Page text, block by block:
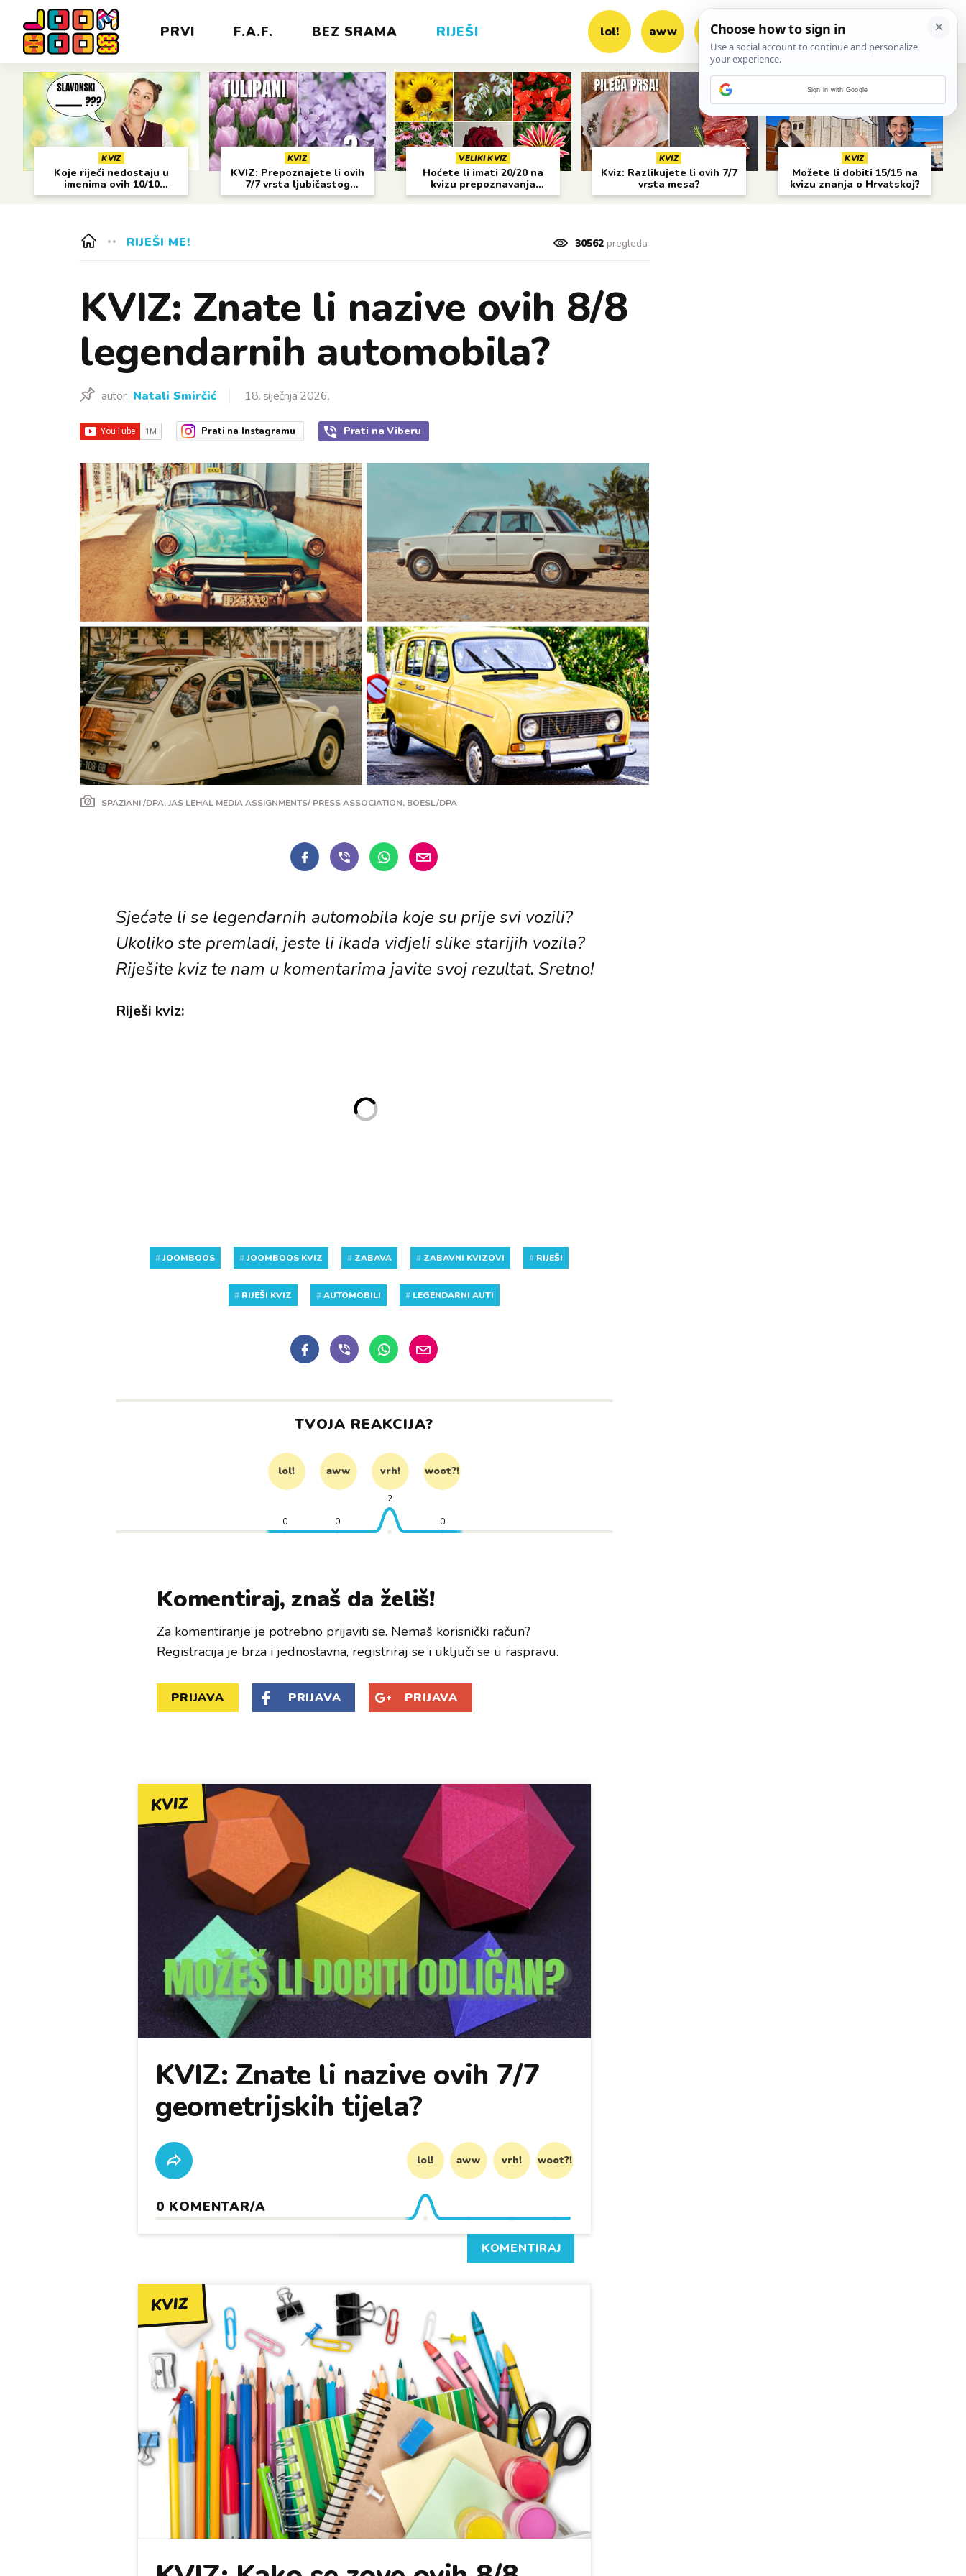
PRVI F.A.F. BEZ SRAMA RIJEŠI lol! aww vrh! woot?!
KVIZ
Koje riječi nedostaju u
imenima ovih 10/10
gradova?
KVIZ
KVIZ: Prepoznajete li ovih
7/7 vrsta ljubičastog
cvijeća?
VELIKI KVIZ
Hoćete li imati 20/20 na
kvizu prepoznavanja
cvijeća?
KVIZ
Kviz: Razlikujete li ovih 7/7
vrsta mesa?
KVIZ
Možete li dobiti 15/15 na
kvizu znanja o Hrvatskoj?
RIJEŠI ME! 30562pregleda
KVIZ: Znate li nazive ovih 8/8
legendarnih automobila?
autor: Natali Smirčić 18. siječnja 2026.
Prati na Instagramu Prati na Viberu
SPAZIANI /DPA, JAS LEHAL MEDIA ASSIGNMENTS/ PRESS ASSOCIATION, BOESL/DPA
Sjećate li se legendarnih automobila koje su prije svi vozili?
Ukoliko ste premladi, jeste li ikada vidjeli slike starijih vozila?
Riješite kviz te nam u komentarima javite svoj rezultat. Sretno!
Riješi kviz:
#JOOMBOOS #JOOMBOOS KVIZ # ZABAVA # ZABAVNI KVIZOVI # RIJEŠI
# RIJEŠI KVIZ #AUTOMOBILI # LEGENDARNI AUTI
TVOJA REAKCIJA?
lol! aww vrh! woot?!
0 0
2
0
Komentiraj, znaš da želiš!
Za komentiranje je potrebno prijaviti se. Nemaš korisnički račun?
Registracija je brza i jednostavna, registriraj se i uključi se u raspravu.
PRIJAVA PRIJAVA PRIJAVA
KVIZ
KVIZ: Znate li nazive ovih 7/7
geometrijskih tijela?
lol! aww vrh! woot?!
0 KOMENTAR/A
KOMENTIRAJ
KVIZ
Sign in with Google